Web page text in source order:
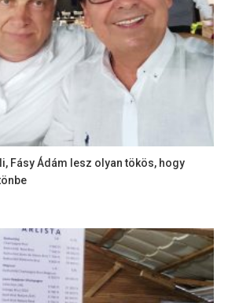
Fásy Ádám lesz olyan tökös, hogy